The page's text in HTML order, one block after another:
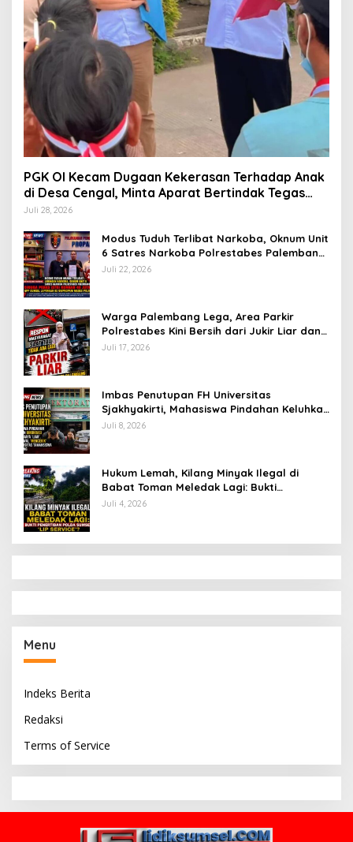
PGK OI Kecam Dugaan Kekerasan Terhadap Anak
di Desa Cengal, Minta Aparat Bertindak Tegas
Jika Terbukti
Juli 28, 2026
Modus Tuduh Terlibat Narkoba, Oknum Unit
6 Satres Narkoba Polrestabes Palembang
Diduga Peras Istri Korban Rp40 Juta, GPP
Juli 22, 2026
Warga Palembang Lega, Area Parkir
Polrestabes Kini Bersih dari Jukir Liar dan
Gratis
Juli 17, 2026
Imbas Penutupan FH Universitas
Sjakhyakirti, Mahasiswa Pindahan Keluhkan
Birokrasi Ruwet di Universitas Tamansiswa
Juli 8, 2026
Hukum Lemah, Kilang Minyak Ilegal di
Babat Toman Meledak Lagi: Bukti
Penertiban Polda Sumsel Hanya ‘Lip
Juli 4, 2026
Menu
Indeks Berita
Redaksi
Terms of Service